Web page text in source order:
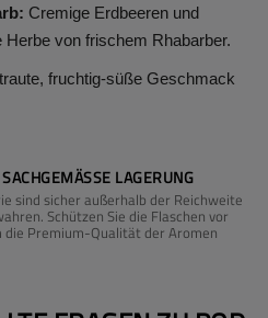
Cremige Erdbeeren und
Herbe von frischem Rhabarber.
fruchtig-süße Geschmack
LAGERUNG
sind sicher außerhalb der Reichweite
Schützen Sie die Flaschen vor
Premium-Qualität der Aromen